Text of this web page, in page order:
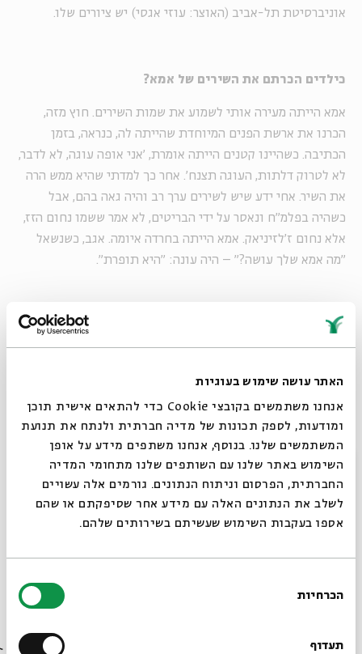
האתר עושה שימוש בעוגיות
אנחנו משתמשים בקובצי Cookie כדי להתאים אישית תוכן
ומודעות, לספק תכונות של מדיה חברתית ולנתח את תנועת
המשתמשים שלנו. בנוסף, אנחנו משתפים מידע על אופן
השימוש באתר שלנו עם השותפים שלנו מתחומי המדיה
החברתית, הפרסום וניתוח הנתונים. גורמים אלה עשויים
לשלב את הנתונים האלה עם מידע אחר שסיפקתם או שהם
אספו בעקבות השימוש שעשיתם בשירותים שלהם.
הסכמה
הכרחיות
תעדוף
אוניברסיטת תל-אביב (האוצר: עוזי אגסי) יש ציורים שלו.
כילדים הכרתם את השירים של אמא?
אמא הייתה מעירה אותי לשמוע את שמות השירים. חוץ מזה,
הכרנו את ארשת הפנים המיוחדת שהייתה לה, כנראה, בזמן
הכתיבה. כשהיינו קטנים הייתה אומרת, 'אני אופה עוגה, לא לדבר,
לא לטרוק דלתות, העוגה תצנח'. אחר כך למדתי שהיא ממש הרה
את השיר. אחי ידע שיש לשירים ערך רב והיה גאה בהם, אבל
כשהיה בפלמ"ח ונאסר על ידי הבריטים, לא אמר ששמו נחום הזז,
אלא נחום ז'לזיניאק. אמא הייתה בחרדה איומה. אגב, כשנשאל
"מה אמא שלך עושה?" – היה עונה: "היא תופרת".
השיר הראשון, שאמך פרסמה לאחר 23 שנות שתיקה, היה
לזכרו של נתן אלתרמן.
אבל היא כתבה כל הזמן. כתבה אחרת. קודם כול, המכתבים אליי,
עניין שנמשך כשבע שנים. יום יום, לפעמים פעמיים ביום. הכול
היה מתפרץ בהם, כאילו הם שירה.
היה גם שירה על זקנה. פרופ' שמעון הלקין הראה לי פעם
מכתב ששלחה לו בשורות פרוזה ארוכות.
סגור